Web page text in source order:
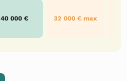
40 000 € 32 000 € max